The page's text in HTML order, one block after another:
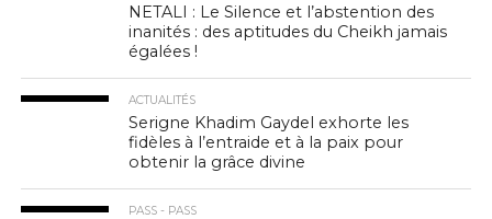
NETALI : Le Silence et l’abstention des
inanités : des aptitudes du Cheikh jamais
égalées !
ACTUALITÉS
Serigne Khadim Gaydel exhorte les
fidèles à l’entraide et à la paix pour
obtenir la grâce divine
PASS - PASS